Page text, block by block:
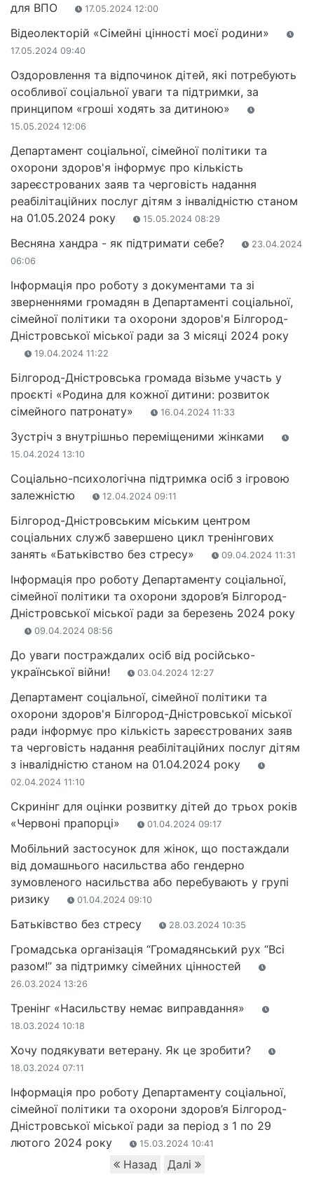
для ВПО
17.05.2024 12:00
Відеолекторій «Сімейні цінності моєї родини»
17.05.2024 09:40
Оздоровлення та відпочинок дітей, які потребують
особливої соціальної уваги та підтримки, за
принципом «гроші ходять за дитиною»
15.05.2024 12:06
Департамент соціальної, сімейної політики та
охорони здоров'я інформує про кількість
зареєстрованих заяв та черговість надання
реабілітаційних послуг дітям з інвалідністю станом
на 01.05.2024 року
15.05.2024 08:29
Весняна хандра - як підтримати себе?
23.04.2024
06:06
Інформація про роботу з документами та зі
зверненнями громадян в Департаменті соціальної,
сімейної політики та охорони здоров'я Білгород-
Дністровської міської ради за 3 місяці 2024 року
19.04.2024 11:22
Білгород-Дністровська громада візьме участь у
проєкті «Родина для кожної дитини: розвиток
сімейного патронату»
16.04.2024 11:33
Зустріч з внутрішньо переміщеними жінками
15.04.2024 13:10
Соціально-психологічна підтримка осіб з ігровою
залежністю
12.04.2024 09:11
Білгород-Дністровським міським центром
соціальних служб завершено цикл тренінгових
занять «Батьківство без стресу»
09.04.2024 11:31
Інформація про роботу Департаменту соціальної,
сімейної політики та охорони здоров’я Білгород-
Дністровської міської ради за березень 2024 року
09.04.2024 08:56
До уваги постраждалих осіб від російсько-
української війни!
03.04.2024 12:27
Департамент соціальної, сімейної політики та
охорони здоров'я Білгород-Дністровської міської
ради інформує про кількість зареєстрованих заяв
та черговість надання реабілітаційних послуг дітям
з інвалідністю станом на 01.04.2024 року
02.04.2024 11:10
Скринінг для оцінки розвитку дітей до трьох років
«Червоні прапорці»
01.04.2024 09:17
Мобільний застосунок для жінок, що постаждали
від домашнього насильства або гендерно
зумовленого насильства або перебувають у групі
ризику
01.04.2024 09:10
Батьківство без стресу 28.03.2024 10:35
Громадська організація “Громадянський рух “Всі
разом!” за підтримку сімейних цінностей
26.03.2024 13:26
Тренінг «Насильству немає виправдання»
18.03.2024 10:18
Хочу подякувати ветерану. Як це зробити?
18.03.2024 07:11
Інформація про роботу Департаменту соціальної,
сімейної політики та охорони здоров’я Білгород-
Дністровської міської ради за період з 1 по 29
лютого 2024 року
15.03.2024 10:41
Назад Далі